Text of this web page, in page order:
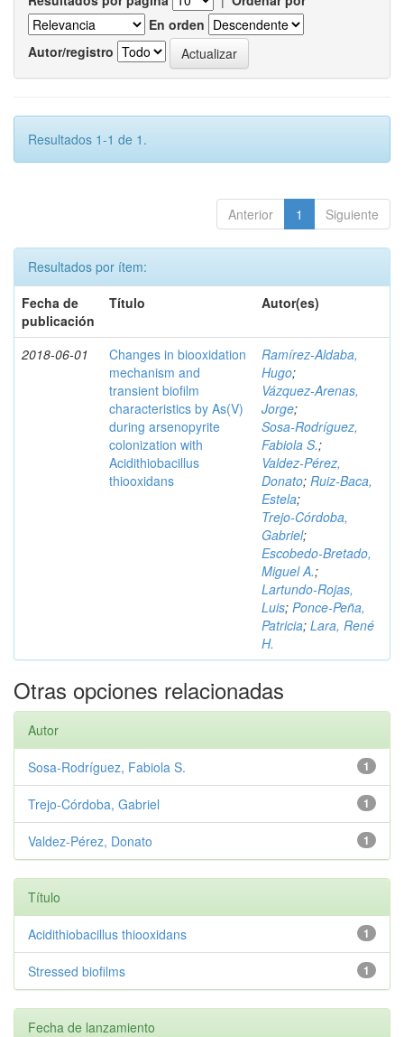
En orden
Autor/registro
Resultados 1-1 de 1.
Anterior 1 Siguiente
Resultados por ítem:
Fecha de
publicación
Título Autor(es)
2018-06-01
Changes in biooxidation
mechanism and
transient biofilm
characteristics by As(V)
during arsenopyrite
colonization with
Acidithiobacillus
thiooxidans
Ramírez‑Aldaba,
Hugo;
Vázquez‑Arenas,
Jorge;
Sosa‑Rodríguez,
Fabiola S.;
Valdez‑Pérez,
Donato; Ruiz‑Baca,
Estela;
Trejo‑Córdoba,
Gabriel;
Escobedo‑Bretado,
Miguel A.;
Lartundo‑Rojas,
Luis; Ponce‑Peña,
Patricia; Lara, René
H.
Otras opciones relacionadas
Autor
1
Sosa‑Rodríguez, Fabiola S.
1
Trejo‑Córdoba, Gabriel
1
Valdez‑Pérez, Donato
Título
1
Acidithiobacillus thiooxidans
1
Stressed biofilms
Fecha de lanzamiento